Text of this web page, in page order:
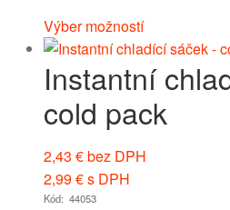
Výber možností
Instantní
cold pack
2,43 €bez DPH
2,99€s DPH
Kód: 44053